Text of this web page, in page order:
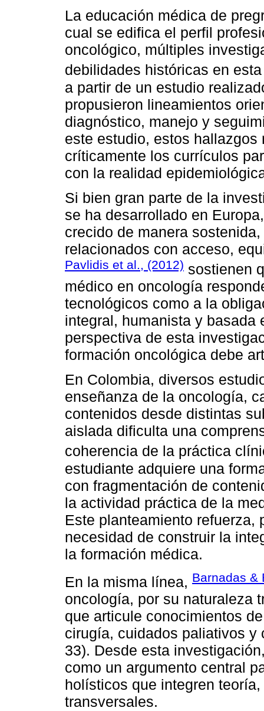
La educación médica de
cual se edifica el perfil
oncológico, múltiples
debilidades históricas en
a partir de un estudio
propusieron lineamientos
diagnóstico, manejo y
este estudio, estos
críticamente los currículos
con la realidad
Si bien gran parte de la
se ha desarrollado en
crecido de manera
relacionados con acceso,
Pavlidis et al., (2012) sostienen
médico en oncología
tecnológicos como a la
integral, humanista y basada
perspectiva de esta
formación oncológica debe
En Colombia, diversos
enseñanza de la oncología,
contenidos desde distintas
aislada dificulta una
coherencia de la práctica
estudiante adquiere una
con fragmentación de
la actividad práctica de la
Este planteamiento refuerza,
necesidad de construir la
la formación médica.
En la misma línea, Barnadas &
oncología, por su naturaleza
que articule conocimientos
cirugía, cuidados paliativos y
33). Desde esta
como un argumento central
holísticos que integren
transversales.